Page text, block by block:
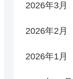
2026年3月
2026年2月
2026年1月